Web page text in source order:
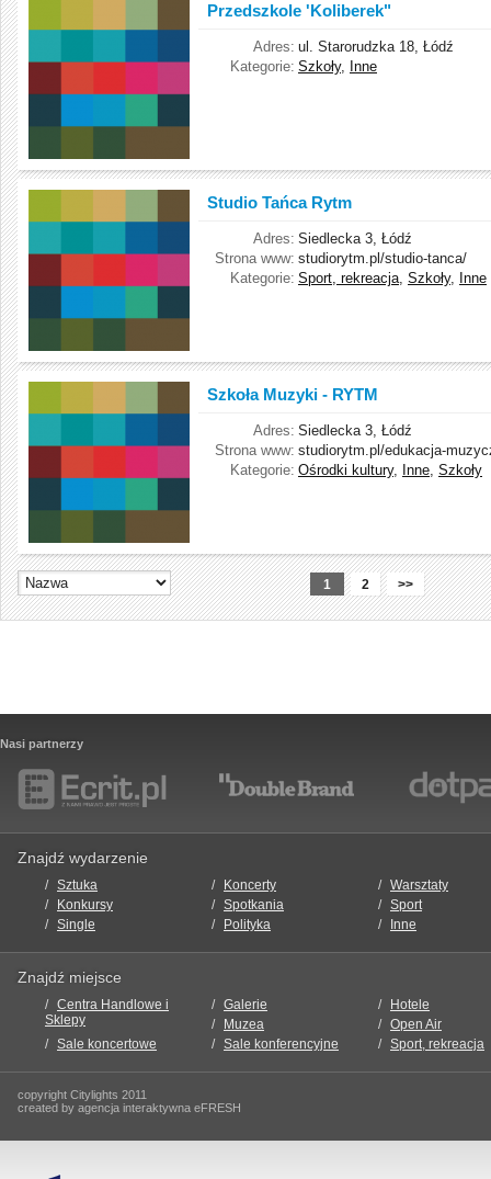
Przedszkole 'Koliberek"
Adres: ul. Starorudzka 18, Łódź
Kategorie: Szkoły, Inne
Studio Tańca Rytm
Adres: Siedlecka 3, Łódź
Strona www: studiorytm.pl/studio-tanca/
Kategorie: Sport, rekreacja, Szkoły, Inne
Szkoła Muzyki - RYTM
Adres: Siedlecka 3, Łódź
Strona www: studiorytm.pl/edukacja-
Kategorie: Ośrodki kultury, Inne, Szkoły
1 2 >>
Nasi partnerzy
Znajdź wydarzenie
Sztuka Koncerty
Warsztaty
Konkursy
Spotkania
Sport
Single
Polityka Inne
Znajdź miejsce
Centra Handlowe i
Sklepy
Galerie
Hotele
Muzea
Open Air
Sale koncertowe
Sale konferencyjne Sport, rekreacja
copyright Citylights 2011
created by agencja interaktywna eFRESH